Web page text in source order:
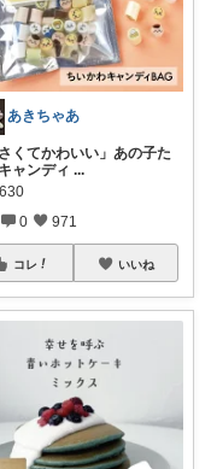
あきちゃあ
さくてかわいい」あの子た
ャンディ ...
0 971
コレ いいね